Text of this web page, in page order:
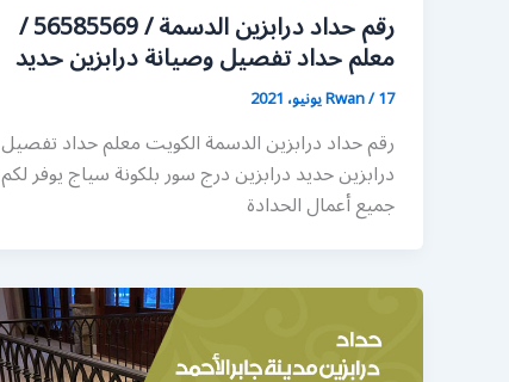
رقم حداد درابزين الدسمة / 56585569 /
معلم حداد تفصيل وصيانة درابزين حديد
Rwan/17 يونيو، 2021
رقم حداد درابزين الدسمة الكويت معلم حداد تفصيل
درابزين حديد درابزين درج سور بلكونة سياج يوفر لكم
جميع أعمال الحدادة